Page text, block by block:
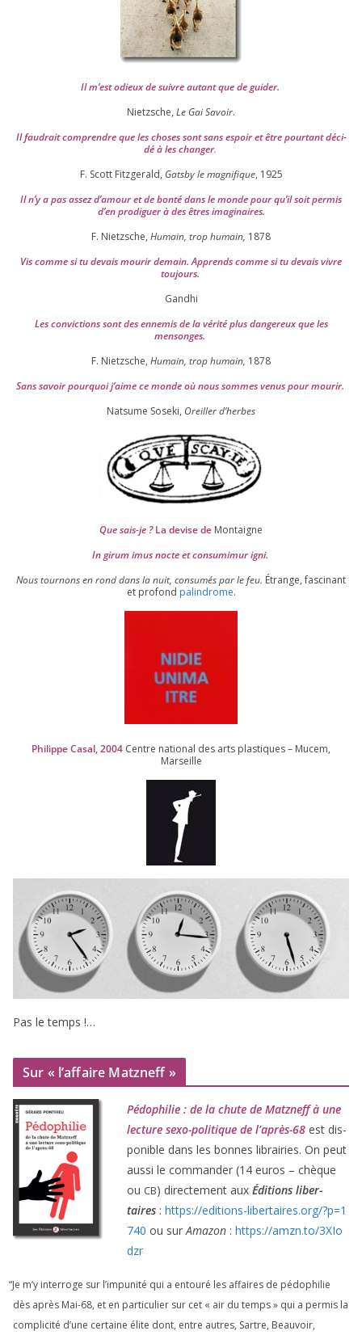
Il m’est odieux de suivre autant que de gui­der.
Nietzsche, Le Gai Savoir.
Il fau­drait com­prendre que les choses sont sans espoir et être pour­tant déci­
dé à les chan­ger.
F. Scott Fitzgerald, Gatsby le magni­fique, 1925
Il n’y a pas assez d’a­mour et de bon­té dans le monde pour qu’il soit per­mis
d’en pro­di­guer à des êtres imaginaires.
F. Nietzsche, Humain, trop humain, 1878
Vis comme si tu devais mou­rir demain. Apprends comme si tu devais vivre
toujours.
Gandhi
Les convic­tions sont des enne­mis de la véri­té plus dan­ge­reux que les
mensonges.
F. Nietzsche, Humain, trop humain, 1878
Sans savoir pour­quoi j’aime ce monde où nous sommes venus pour mourir.
Natsume Soseki, Oreiller d’herbes
Que sais-je ?La devise de Montaigne
In girum imus nocte et consu­mi­mur igni.
Nous tour­nons en rond dans la nuit, consu­més par le feu. Étrange, fas­ci­nant
et pro­fond palin­drome.
Philippe Casal,2004 Centre natio­nal des arts plas­tiques – Mucem,
Marseille
Pas le temps !…
Sur « l’affaire Matzneff »
Pédophilie : de la chute de Matzneff à une
lec­ture sexo-poli­tique de l’après-68 est dis­
po­nible dans les bonnes librai­ries. On peut
aus­si le com­man­der (14 euros – chèque
ou CB) direc­te­ment aux Éditions liber­
taires : https://​edi​tions​-liber​taires​.org/​?​p​=​1
740 ou surAmazon : https://​amzn​.to/​3​X​I​o​
dzr
“Je m’y inter­roge sur l’impunité qui a entou­ré les affaires de pédo­phi­lie
dès après Mai-68, et en par­ti­cu­lier sur cet « air du temps » qui a per­mis la
com­pli­ci­té d’une cer­taine élite dont, entre autres, Sartre, Beauvoir,